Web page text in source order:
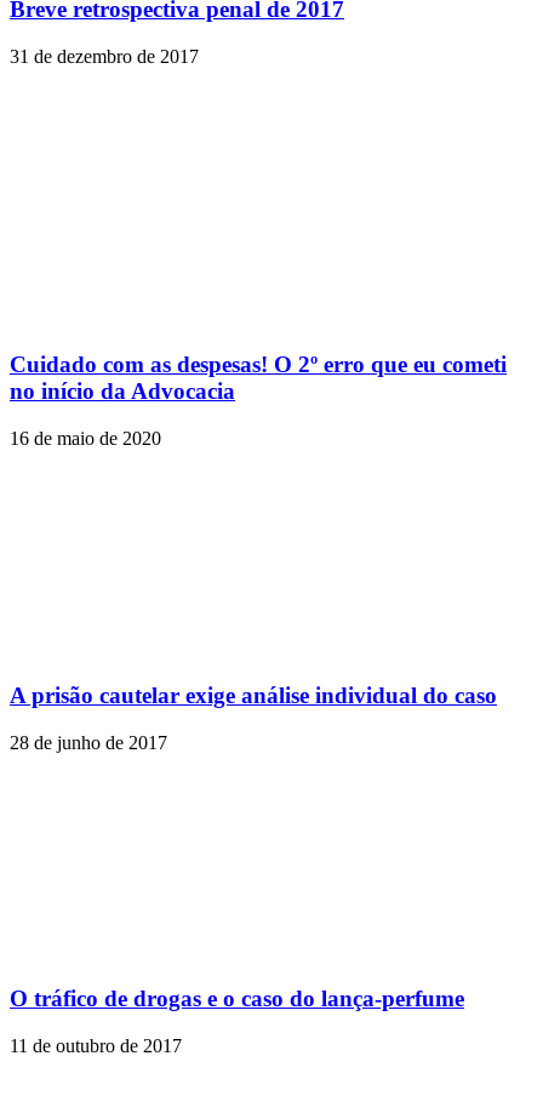
Breve retrospectiva penal de 2017
31 de dezembro de 2017
Cuidado com as despesas! O 2º erro que eu cometi
no início da Advocacia
16 de maio de 2020
A prisão cautelar exige análise individual do caso
28 de junho de 2017
O tráfico de drogas e o caso do lança-perfume
11 de outubro de 2017